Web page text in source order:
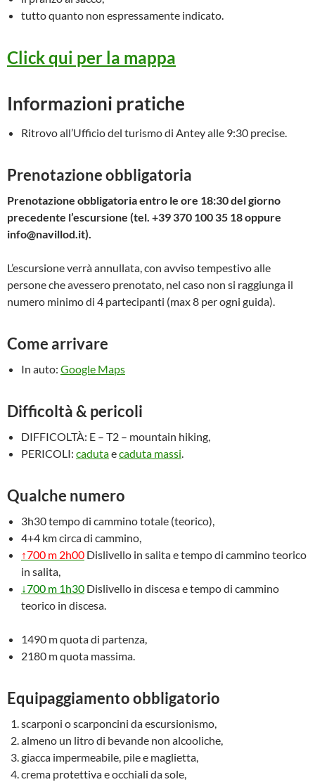
tutto quanto non espressamente indicato.
Click qui per la mappa
Informazioni pratiche
Ritrovo all’Ufficio del turismo di Antey alle 9:30 precise.
Prenotazione obbligatoria
Prenotazione obbligatoria entro le ore 18:30 del giorno
precedente l’escursione (tel. +39 370 100 35 18 oppure
info@navillod.it).
L’escursione verrà annullata, con avviso tempestivo alle
persone che avessero prenotato, nel caso non si raggiunga il
numero minimo di 4 partecipanti (max 8 per ogni guida).
Come arrivare
In auto: Google Maps
Difficoltà & pericoli
DIFFICOLTÀ: E – T2 – mountain hiking,
PERICOLI: cadutaecaduta massi.
Qualche numero
3h30 tempo di cammino totale (teorico),
4+4 km circa di cammino,
↑700 m 2h00 Dislivello in salita e tempo di cammino teorico
in salita,
↓700 m 1h30 Dislivello in discesa e tempo di cammino
teorico in discesa.
1490 m quota di partenza,
2180 m quota massima.
Equipaggiamento obbligatorio
scarponi o scarponcini da escursionismo,
almeno un litro di bevande non alcooliche,
giacca impermeabile, pile e maglietta,
crema protettiva e occhiali da sole,